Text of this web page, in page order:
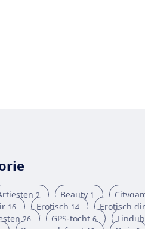
2 Beauty 1
16 Erotisch 14 Erotisch
26 GPS-tocht 6 Lipdub